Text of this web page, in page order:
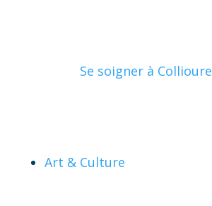
Se soigner à Collioure
Art & Culture